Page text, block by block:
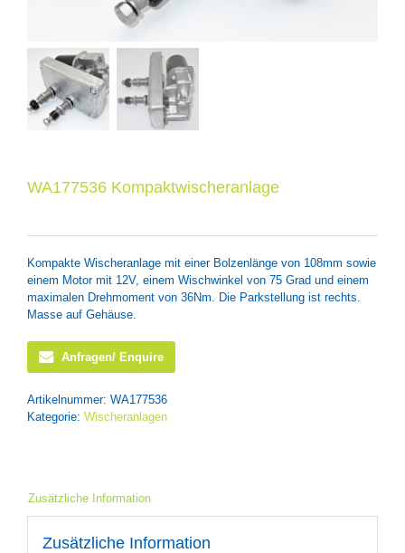
WA177536 Kompaktwischeranlage
Kompakte Wischeranlage mit einer Bolzenlänge von 108mm sowie
einem Motor mit 12V, einem Wischwinkel von 75 Grad und einem
maximalen Drehmoment von 36Nm. Die Parkstellung ist rechts.
Masse auf Gehäuse.
Anfragen/ Enquire
Artikelnummer: WA177536
Kategorie: Wischeranlagen
Zusätzliche Information
Zusätzliche Information